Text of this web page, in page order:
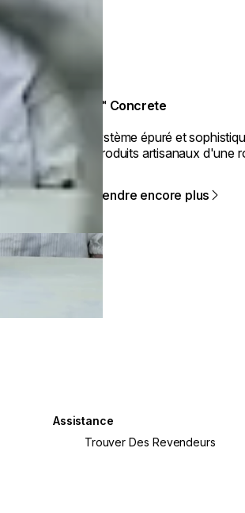
Fluid™ Concrete
Un système épuré et
des produits artisanaux d'une
Apprendre encore plus
Assistance
Trouver Des Revendeurs